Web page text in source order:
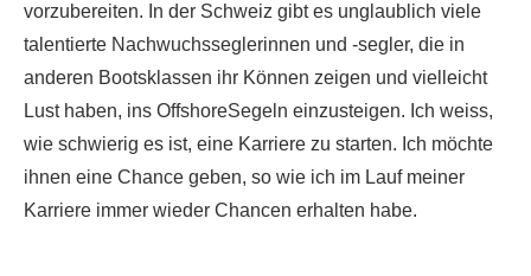
vorzubereiten. In der Schweiz gibt es unglaublich viele
talentierte Nachwuchsseglerinnen und -segler, die in
anderen Bootsklassen ihr Können zeigen und vielleicht
Lust haben, ins OffshoreSegeln einzusteigen. Ich weiss,
wie schwierig es ist, eine Karriere zu starten. Ich möchte
ihnen eine Chance geben, so wie ich im Lauf meiner
Karriere immer wieder Chancen erhalten habe.